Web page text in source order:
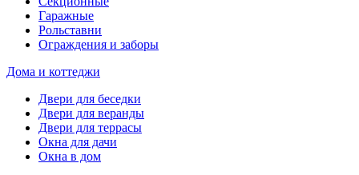
Гаражные
Рольставни
Ограждения и заборы
Дома и коттеджи
Двери для беседки
Двери для веранды
Двери для террасы
Окна для дачи
Окна в дом